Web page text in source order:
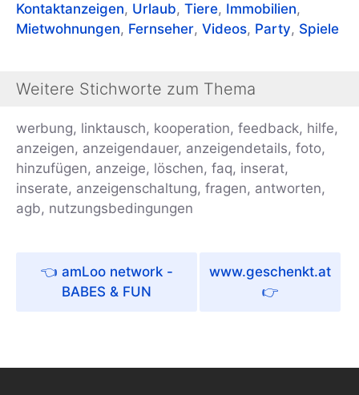
Kontaktanzeigen, Urlaub, Tiere, Immobilien,
Mietwohnungen, Fernseher, Videos, Party, Spiele
Weitere Stichworte zum Thema
werbung, linktausch, kooperation, feedback, hilfe,
anzeigen, anzeigendauer, anzeigendetails, foto,
hinzufügen, anzeige, löschen, faq, inserat,
inserate, anzeigenschaltung, fragen, antworten,
agb, nutzungsbedingungen
amLoo network -
BABES & FUN
www.geschenkt.at